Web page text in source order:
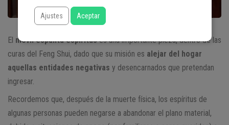
El móvil espanta espírituses una importante pieza, dentro de las
curas del Feng Shui, dado que su misión es alejar del hogar
aquellas entidades negativas y desencarnados que pretendan
ingresar.
Recordemos que, después de la muerte física, los espíritus de
algunas personas pueden negarse a abandonar el plano material,
Ajustes Aceptar